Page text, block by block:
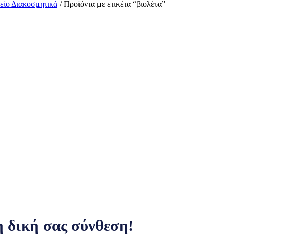
σας σύνθεση!
Διακοσμητικά /Προϊόντα με ετικέτα “βιολέτα”